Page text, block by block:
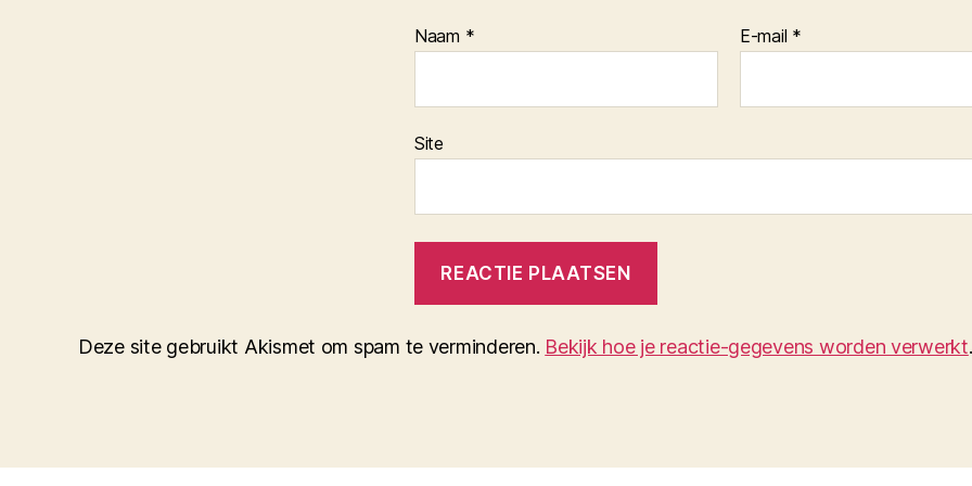
Naam * E-mail *
Site
Deze site gebruikt Akismet om spam te verminderen. Bekijk hoe je reactie-gegevens worden verwerkt.